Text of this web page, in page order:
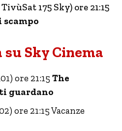
175 Sky) ore 21:15
scampo
Sky Cinema
ore 21:15 The
guardano
ore 21:15 Vacanze